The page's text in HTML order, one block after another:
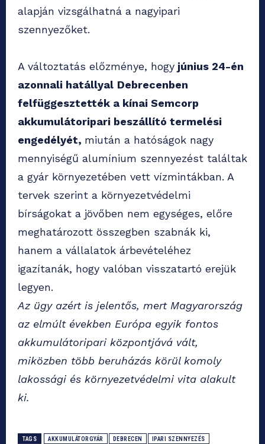
alapján vizsgálhatná a nagyipari
szennyezőket.
A változtatás előzménye, hogy június 24-én
azonnali hatállyal Debrecenben
felfüggesztették a kínai Semcorp
akkumulátoripari beszállító termelési
engedélyét, miután a hatóságok nagy
mennyiségű alumínium szennyezést találtak
a gyár környezetében vett vízmintákban. A
tervek szerint a környezetvédelmi
bírságokat a jövőben nem egységes, előre
meghatározott összegben szabnák ki,
hanem a vállalatok árbevételéhez
igazítanák, hogy valóban visszatartó erejük
legyen.
Az ügy azért is jelentős, mert Magyarország
az elmúlt években Európa egyik fontos
akkumulátoripari központjává vált,
miközben több beruházás körül komoly
lakossági és környezetvédelmi vita alakult
ki.
TAGS AKKUMULÁTORGYÁR DEBRECEN IPARI SZENNYEZÉS